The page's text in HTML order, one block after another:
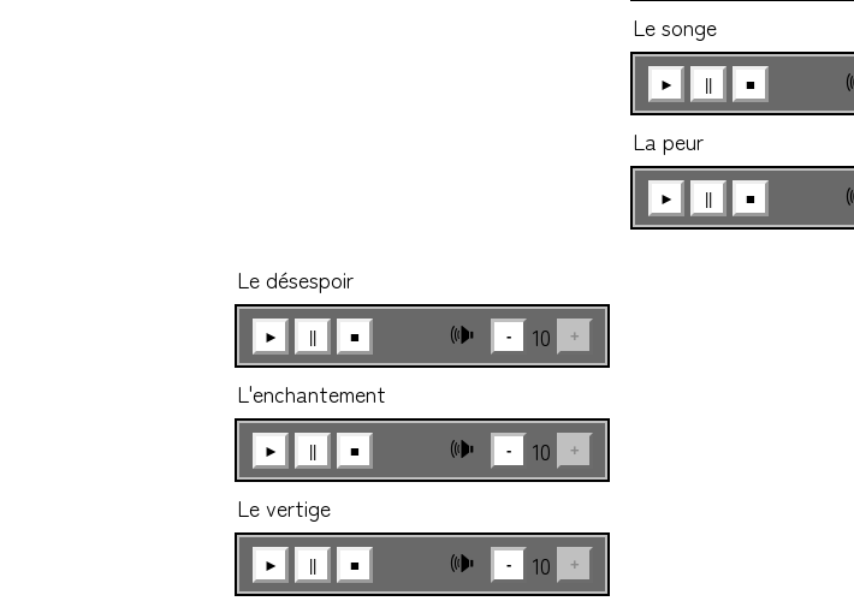
Le songe
► ■
La peur
► ■
Le désespoir
► ■ 🕪 - 10 +
L'enchantement
► ■ 🕪 - 10 +
Le vertige
► ■ 🕪 - 10 +